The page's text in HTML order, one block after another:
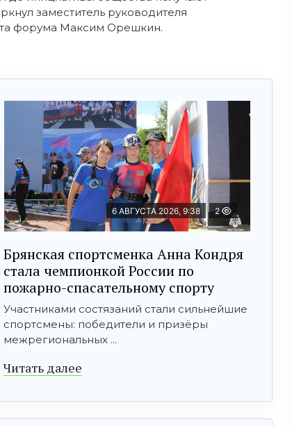
заместитель руководителя
форума Максим Орешкин.
6 АВГУСТА 2026, 9:38 2
Брянская спортсменка Анна Кондря
стала чемпионкой России по
пожарно-спасательному спорту
Участниками состязаний стали сильнейшие
спортсмены: победители и призёры
межрегиональных ...
Читать далее